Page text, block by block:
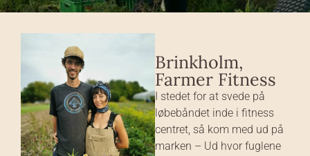
Brinkholm,
Farmer Fitness
I stedet for at svede på
løbebåndet inde i fitness
centret, så kom med ud på
marken – Ud hvor fuglene